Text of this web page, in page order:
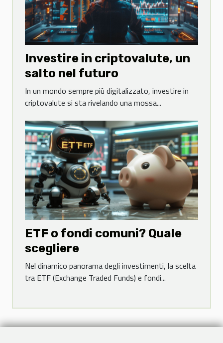
Investire in criptovalute, un
salto nel futuro
In un mondo sempre più digitalizzato, investire in
criptovalute si sta rivelando una mossa...
ETF o fondi comuni? Quale
scegliere
Nel dinamico panorama degli investimenti, la scelta
tra ETF (Exchange Traded Funds) e fondi...